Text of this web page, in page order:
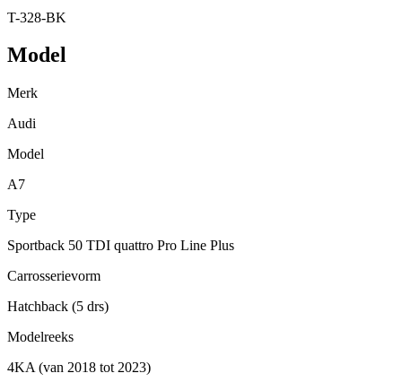
T-328-BK
Model
Merk
Audi
Model
A7
Type
Sportback 50 TDI quattro Pro Line Plus
Carrosserievorm
Hatchback (5 drs)
Modelreeks
4KA (van 2018 tot 2023)